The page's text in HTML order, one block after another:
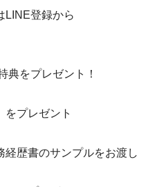
LINE登録から
典をプレゼント！
プレゼント
歴書のサンプルをお渡し